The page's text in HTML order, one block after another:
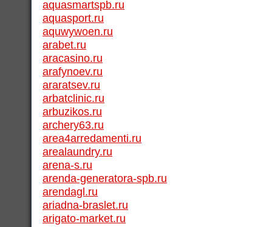
aquasmartspb.ru
aquasport.ru
aquwywoen.ru
arabet.ru
aracasino.ru
arafynoev.ru
araratsev.ru
arbatclinic.ru
arbuzikos.ru
archery63.ru
area4arredamenti.ru
arealaundry.ru
arena-s.ru
arenda-generatora-spb.ru
arendagl.ru
ariadna-braslet.ru
arigato-market.ru